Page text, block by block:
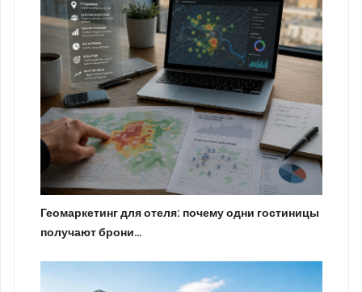
Геомаркетинг для отеля: почему одни гостиницы
получают брони…